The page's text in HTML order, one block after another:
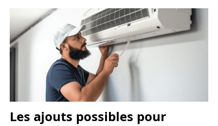
Les ajouts possibles pour